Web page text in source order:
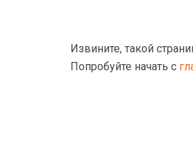
Извините, такой
Попробуйте начать с